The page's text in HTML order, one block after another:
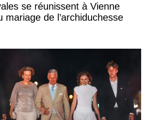
se réunissent à Vienne
mariage de l’archiduchesse